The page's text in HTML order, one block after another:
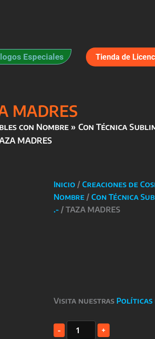
Especiales Tienda de
MADRES
con Nombre
Con Técnica
MADRES
Inicio /Creaciones de
Nombre /Con Técnica
.- / TAZA MADRES
Visita nuestras Políticas
-
TAZA
MADRES
+